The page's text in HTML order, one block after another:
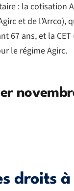
: la cotisation
et de l’Arrco),
67 ans, et la
le régime Agirc.
droits à